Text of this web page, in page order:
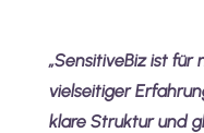
„SensitiveBiz ist für
vielseitiger
klare Struktur und